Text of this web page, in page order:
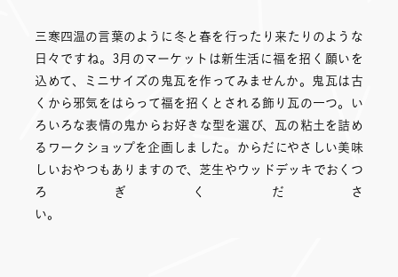
三寒四温の言葉のように冬と春を行ったり来たりのような
日々ですね。3月のマーケットは新生活に福を招く願いを
込めて、ミニサイズの鬼瓦を作ってみませんか。鬼瓦は古
くから邪気をはらって福を招くとされる飾り瓦の一つ。い
ろいろな表情の鬼からお好きな型を選び、瓦の粘土を詰め
るワークショップを企画しました。からだにやさしい美味
しいおやつもありますので、芝生やウッドデッキでおくつ
ろぎくださ
い。